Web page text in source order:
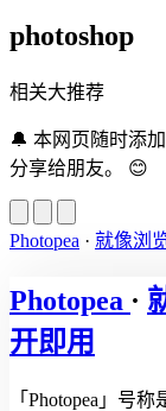
photoshop
相关大推荐
🔔 本网页随时添
分享给朋友。 😊
Photopea · 就像浏
Photopea ·
开即用
「Photopea」号